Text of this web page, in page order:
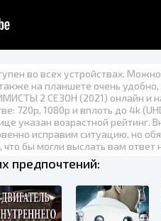
во всех устройствах.
на планшете очень удобно,
2 СЕЗОН (2021) онлайн и
720p, 1080p и вплоть до 4k
указан возрастной рейтинг.
исправим ситуацию, но
что бы могли выслать вам
предпочтений: